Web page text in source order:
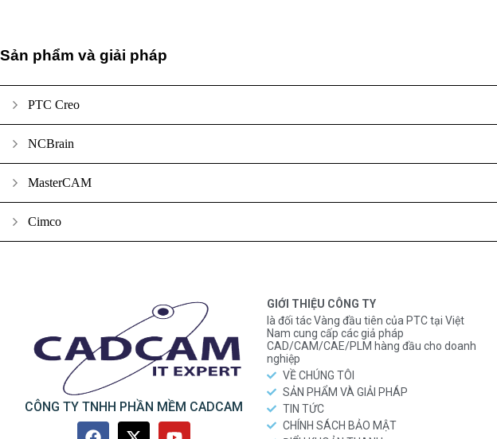
Sản phẩm và giải pháp
PTC Creo
NCBrain
MasterCAM
Cimco
CÔNG TY TNHH PHẦN MỀM CADCAM
GIỚI THIỆU CÔNG TY
là đối tác Vàng đầu tiên của PTC tại Việt
Nam cung cấp các giả pháp
CAD/CAM/CAE/PLM hàng đầu cho doanh
nghiệp
VỀ CHÚNG TÔI
SẢN PHẨM VÀ GIẢI PHÁP
TIN TỨC
CHÍNH SÁCH BẢO MẬT